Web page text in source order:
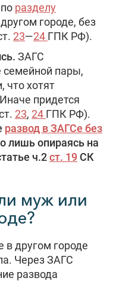
разделу
городе, без
23—24 ГПК РФ).
ЗАГС
семейной пары,
что хотят
придется
23, 24 ГПК РФ).
развод в ЗАГСе без
лишь опираясь на
ч.2ст. 19 СК
муж или
в другом городе
Через ЗАГС
развода